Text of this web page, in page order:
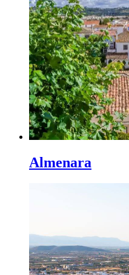
Almenara